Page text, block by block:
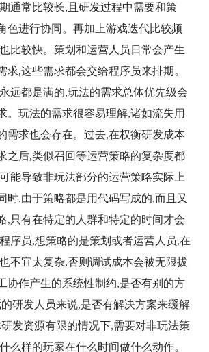
通常比较长,且研发过程中需要和策
色进行协同。再加上游戏迭代比较频
比较快。策划和运营人员日常会产生
求,这些需求都会交给程序员来排期。
远都是满的,玩法的需求总体优先级会
。玩法的需求很容易理解,诸如流失用
需求也会存在。过去,在权衡研发成本
之后,类似召回等运营策略的复杂度都
能导致非玩法部分的运营策略实际上
时,由于策略都是用代码写成的,而且又
,只有在特定的人群和特定的时间才会
序员,想策略的是策划或者运营人员,在
不宜太复杂,否则调试成本会被无限拔
协作产生的系统性制约,是否有别的方
研发人员来说,是否有解决方案来缓解
发资源有限的情况下,需要对非玩法策
么样的玩家在什么时间做什么动作。